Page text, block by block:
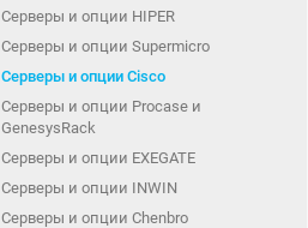
Серверы и опции HIPER
Серверы и опции Supermicro
Серверы и опции Cisco
Серверы и опции Procase и
GenesysRack
Серверы и опции EXEGATE
Серверы и опции INWIN
Серверы и опции Chenbro